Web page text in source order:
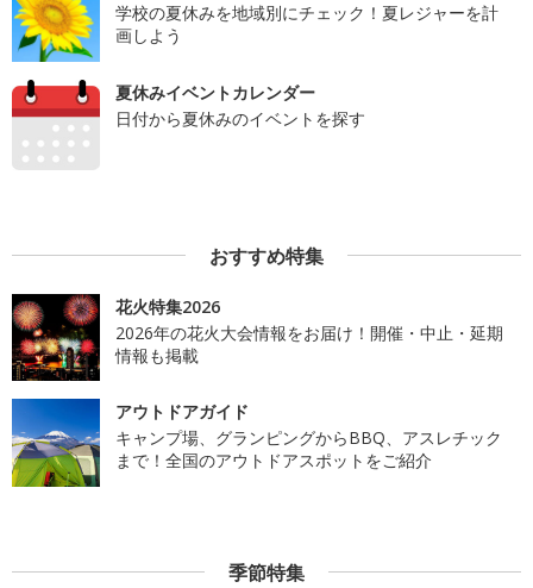
学校の夏休みを地域別にチェック！夏レジャーを計
画しよう
夏休みイベントカレンダー
日付から夏休みのイベントを探す
おすすめ特集
花火特集2026
2026年の花火大会情報をお届け！開催・中止・延期
情報も掲載
アウトドアガイド
キャンプ場、グランピングからBBQ、アスレチック
まで！全国のアウトドアスポットをご紹介
季節特集